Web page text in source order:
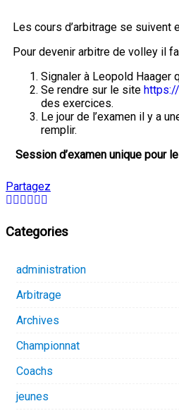
Les cours d’arbitrage se suivent
Pour devenir arbitre de volley il
Signaler à Leopold Haager
Se rendre sur le site
des exercices.
Le jour de l’examen il y a
remplir.
Session d’examen unique pour
Partagez
Categories
administration
Arbitrage
Archives
Championnat
Coachs
jeunes